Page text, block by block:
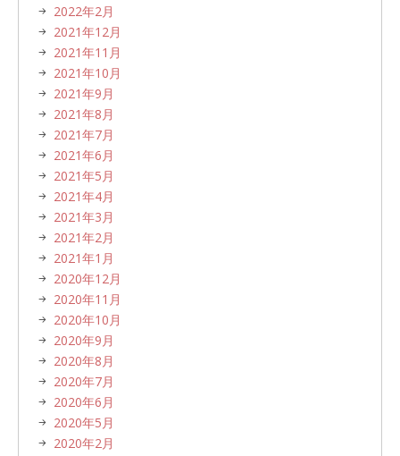
2022年2月
2021年12月
2021年11月
2021年10月
2021年9月
2021年8月
2021年7月
2021年6月
2021年5月
2021年4月
2021年3月
2021年2月
2021年1月
2020年12月
2020年11月
2020年10月
2020年9月
2020年8月
2020年7月
2020年6月
2020年5月
2020年2月